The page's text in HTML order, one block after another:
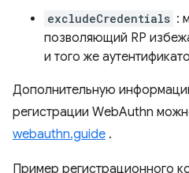
excludeCredentials :
позволяющий RP
и того же
Дополнительную
регистрации WebAuthn
webauthn.guide .
Пример регистрационного